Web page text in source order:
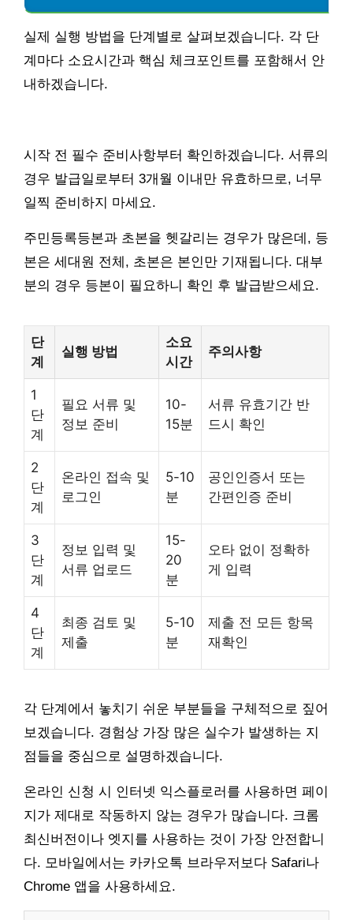
실제 실행 방법을 단계별로 살펴보겠습니다. 각 단
계마다 소요시간과 핵심 체크포인트를 포함해서 안
내하겠습니다.
시작 전 필수 준비사항부터 확인하겠습니다. 서류의
경우 발급일로부터 3개월 이내만 유효하므로, 너무
일찍 준비하지 마세요.
주민등록등본과 초본을 헷갈리는 경우가 많은데, 등
본은 세대원 전체, 초본은 본인만 기재됩니다. 대부
분의 경우 등본이 필요하니 확인 후 발급받으세요.
단
계
실행 방법
소요
시간
주의사항
1
단
계
필요 서류 및
정보 준비
10-
15분
서류 유효기간 반
드시 확인
2
단
계
온라인 접속 및
로그인
5-10
분
공인인증서 또는
간편인증 준비
3
단
계
정보 입력 및
서류 업로드
15-
20
분
오타 없이 정확하
게 입력
4
단
계
최종 검토 및
제출
5-10
분
제출 전 모든 항목
재확인
각 단계에서 놓치기 쉬운 부분들을 구체적으로 짚어
보겠습니다. 경험상 가장 많은 실수가 발생하는 지
점들을 중심으로 설명하겠습니다.
온라인 신청 시 인터넷 익스플로러를 사용하면 페이
지가 제대로 작동하지 않는 경우가 많습니다. 크롬
최신버전이나 엣지를 사용하는 것이 가장 안전합니
다. 모바일에서는 카카오톡 브라우저보다 Safari나
Chrome 앱을 사용하세요.